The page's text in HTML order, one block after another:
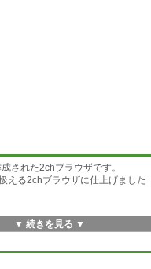
された2chブラウザです。
える2chブラウザに仕上げました
▼ 続きを見る ▼